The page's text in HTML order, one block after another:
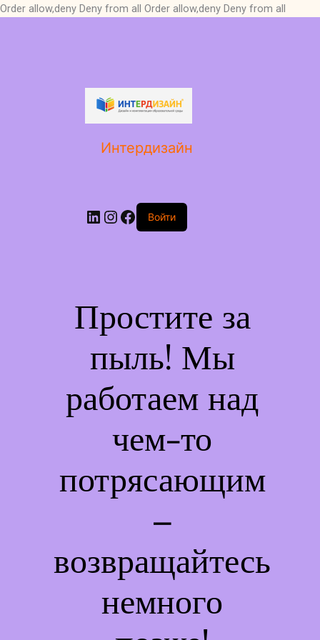
Order allow,deny Deny from all Order allow,deny Deny from all
Интердизайн
LinkedIn
Instagram
Facebook
Войти
Простите за
пыль! Мы
работаем над
чем-то
потрясающим
–
возвращайтесь
немного